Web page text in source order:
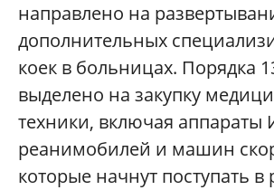
направлено на
дополнительных
коек в больницах. Порядка
выделено на закупку
техники, включая аппараты
реанимобилей и машин
которые начнут поступать